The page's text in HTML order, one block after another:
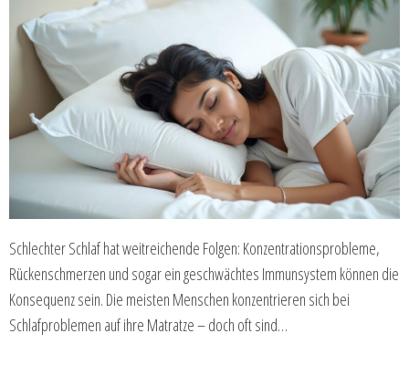
Schlechter Schlaf hat weitreichende Folgen: Konzentrationsprobleme,
Rückenschmerzen und sogar ein geschwächtes Immunsystem können die
Konsequenz sein. Die meisten Menschen konzentrieren sich bei
Schlafproblemen auf ihre Matratze – doch oft sind…